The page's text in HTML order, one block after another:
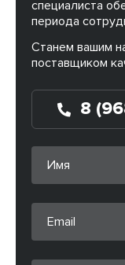
специалиста
периода
Станем вашим
поставщиком
8